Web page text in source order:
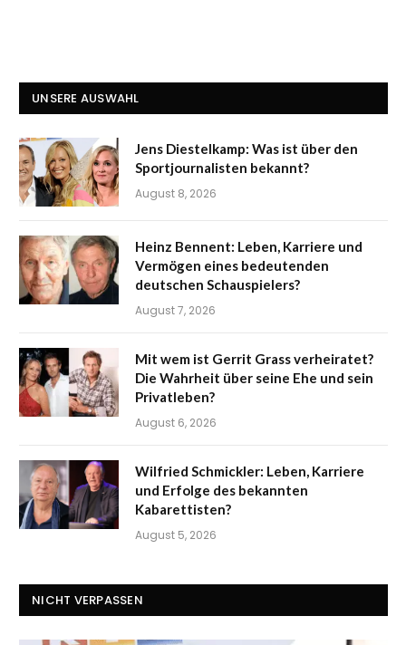
UNSERE AUSWAHL
Jens Diestelkamp: Was ist über den
Sportjournalisten bekannt?
August 8, 2026
Heinz Bennent: Leben, Karriere und
Vermögen eines bedeutenden
deutschen Schauspielers?
August 7, 2026
Mit wem ist Gerrit Grass verheiratet?
Die Wahrheit über seine Ehe und sein
Privatleben?
August 6, 2026
Wilfried Schmickler: Leben, Karriere
und Erfolge des bekannten
Kabarettisten?
August 5, 2026
NICHT VERPASSEN